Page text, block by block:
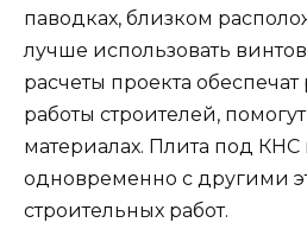
паводках, близком
лучше использовать
расчеты проекта
работы строителей,
материалах. Плита под КНС
одновременно с другими
строительных работ.